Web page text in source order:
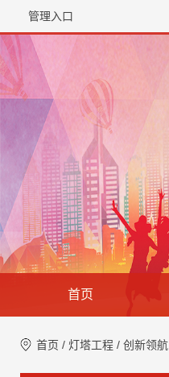
管理入口
首页
首页 / 灯塔工程 / 创新领航